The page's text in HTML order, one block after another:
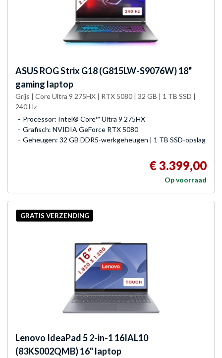
ASUSROG Strix G18 (G815LW-S9076W) 18"
gaming laptop
Grijs | Core Ultra 9 275HX | RTX 5080 | 32 GB | 1 TB SSD |
240 Hz
Processor: Intel® Core™ Ultra 9 275HX
Grafisch: NVIDIA GeForce RTX 5080
Geheugen: 32 GB DDR5-werkgeheugen | 1 TB SSD-opslag
€ 3.399,00
Op voorraad
GRATIS VERZENDING
Lenovo IdeaPad 5 2-in-1 16IAL10
(83KS002QMB) 16" laptop